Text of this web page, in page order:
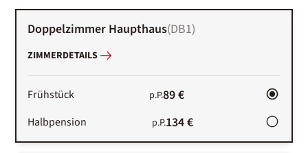
Doppelzimmer Haupthaus(DB1)
ZIMMERDETAILS
Frühstück p.P.89 €
Halbpension p.P.134 €